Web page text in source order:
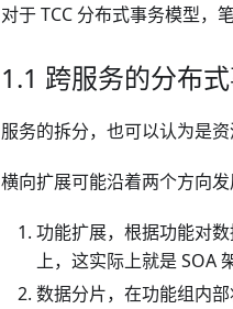
对于 TCC 分布式事务模型，
1.1 跨服务的分布
服务的拆分，也可以认为是
横向扩展可能沿着两个方向发
功能扩展，根据功能对
上，这实际上就是 SOA
数据分片，在功能组内